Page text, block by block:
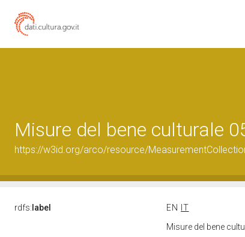
Misure del bene culturale
https://w3id.org/arco/resource/
rdfs: label EN
IT
Misure del bene